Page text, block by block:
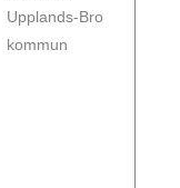
Upplands-Bro
kommun